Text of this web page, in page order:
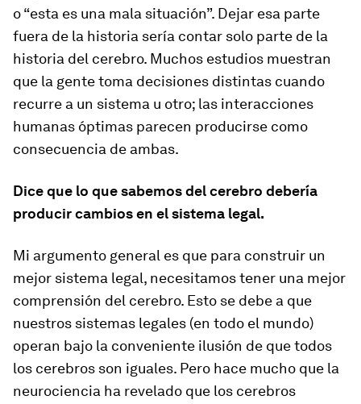
o “esta es una mala situación”. Dejar esa parte
fuera de la historia sería contar solo parte de la
historia del cerebro. Muchos estudios muestran
que la gente toma decisiones distintas cuando
recurre a un sistema u otro; las interacciones
humanas óptimas parecen producirse como
consecuencia de ambas.
Dice que lo que sabemos del cerebro debería
producir cambios en el sistema legal.
Mi argumento general es que para construir un
mejor sistema legal, necesitamos tener una mejor
comprensión del cerebro. Esto se debe a que
nuestros sistemas legales (en todo el mundo)
operan bajo la conveniente ilusión de que todos
los cerebros son iguales. Pero hace mucho que la
neurociencia ha revelado que los cerebros